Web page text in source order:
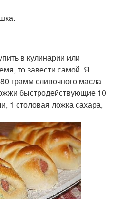
в кулинарии или
то завести самой. Я
грамм сливочного масла
быстродействующие 10
1 столовая ложка сахара,